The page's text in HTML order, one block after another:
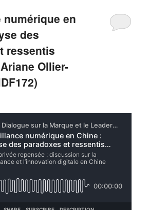
en
des
ressentis
Ollier-